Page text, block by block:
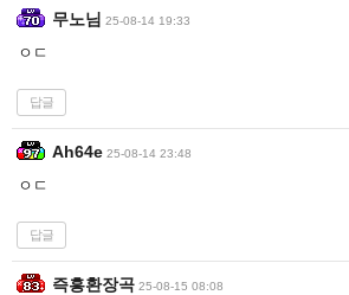
무노님 25-08-14 19:33
ㅇㄷ
답글
Ah64e 25-08-14 23:48
ㅇㄷ
답글
즉흥환장곡 25-08-15 08:08